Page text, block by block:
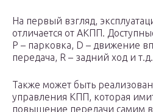
На первый взгляд,
отличается от АКПП.
P – парковка, D – движение
передача, R – задний ход и т.д.
Также может быть
управления КПП, которая
повышение передачи самим